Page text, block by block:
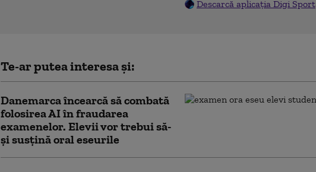
Descarcă aplicația Digi Sport
Te-ar putea interesa și:
Danemarca încearcă să combată
folosirea AI în fraudarea
examenelor. Elevii vor trebui să-
şi susţină oral eseurile